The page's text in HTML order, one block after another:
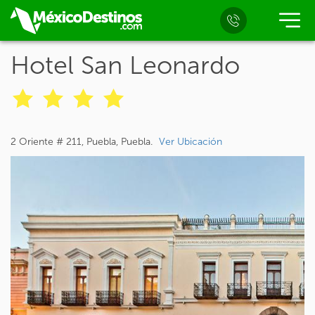
Hotel San Leonardo
2 Oriente # 211, Puebla, Puebla. Ver Ubicación